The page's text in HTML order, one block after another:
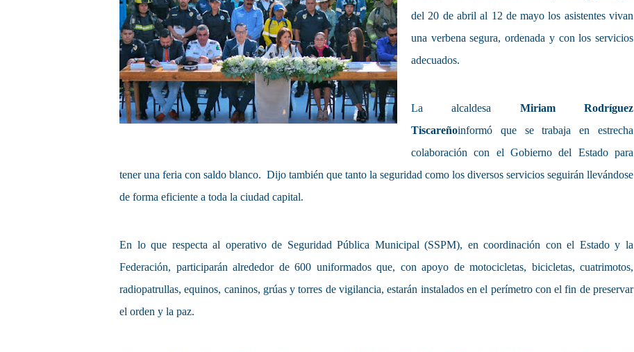
del 20 de abril al 12 de mayo los asistentes vivan
una verbena segura, ordenada y con los servicios
adecuados.
La alcaldesa Miriam Rodríguez
Tiscareñoinformó que se trabaja en estrecha
colaboración con el Gobierno del Estado para
tener una feria con saldo blanco. Dijo también que tanto la seguridad como los diversos servicios seguirán llevándose
de forma eficiente a toda la ciudad capital.
En lo que respecta al operativo de Seguridad Pública Municipal (SSPM), en coordinación con el Estado y la
Federación, participarán alrededor de 600 uniformados que, con apoyo de motocicletas, bicicletas, cuatrimotos,
radiopatrullas, equinos, caninos, grúas y torres de vigilancia, estarán instalados en el perímetro con el fin de preservar
el orden y la paz.